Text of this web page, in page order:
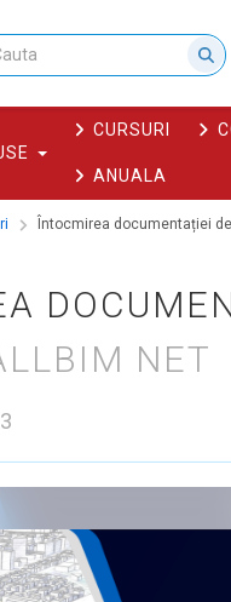
CURSURI
ANUALA
Întocmirea documentației
NET